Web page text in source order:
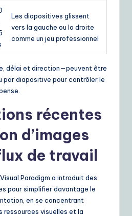
Les diapositives glissent
vers la gauche ou la droite
comme un jeu professionnel
délai et direction—peuvent être
par diapositive pour contrôler le
récentes
d’images
de travail
Paradigm a introduit des
pour simplifier davantage le
en se concentrant
ressources visuelles et la